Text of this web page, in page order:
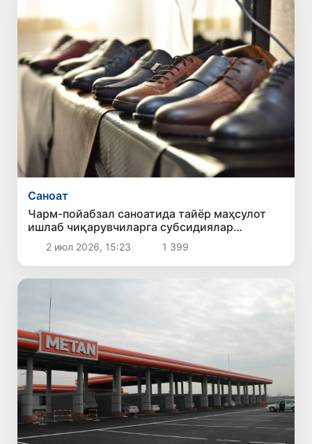
Саноат
Чарм-пойабзал саноатида тайёр маҳсулот
ишлаб чиқарувчиларга субсидиялар
берилади
2 июл 2026, 15:23 1 399